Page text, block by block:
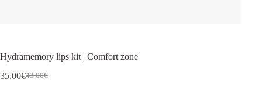
Hydramemory lips kit | Comfort zone
43.00€
35.00€